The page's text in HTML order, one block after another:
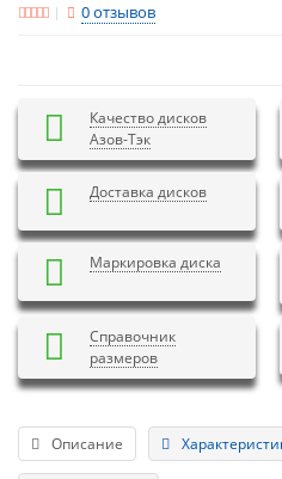
0 отзывов
Качество дисков
Азов-Тэк
Доставка дисков
Маркировка диска
Справочник
размеров
Описание